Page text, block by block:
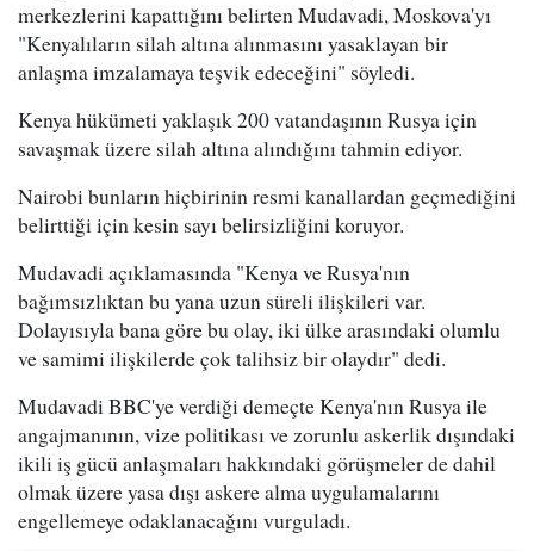
merkezlerini kapattığını belirten Mudavadi, Moskova'yı
"Kenyalıların silah altına alınmasını yasaklayan bir
anlaşma imzalamaya teşvik edeceğini" söyledi.
Kenya hükümeti yaklaşık 200 vatandaşının Rusya için
savaşmak üzere silah altına alındığını tahmin ediyor.
Nairobi bunların hiçbirinin resmi kanallardan geçmediğini
belirttiği için kesin sayı belirsizliğini koruyor.
Mudavadi açıklamasında "Kenya ve Rusya'nın
bağımsızlıktan bu yana uzun süreli ilişkileri var.
Dolayısıyla bana göre bu olay, iki ülke arasındaki olumlu
ve samimi ilişkilerde çok talihsiz bir olaydır" dedi.
Mudavadi BBC'ye verdiği demeçte Kenya'nın Rusya ile
angajmanının, vize politikası ve zorunlu askerlik dışındaki
ikili iş gücü anlaşmaları hakkındaki görüşmeler de dahil
olmak üzere yasa dışı askere alma uygulamalarını
engellemeye odaklanacağını vurguladı.